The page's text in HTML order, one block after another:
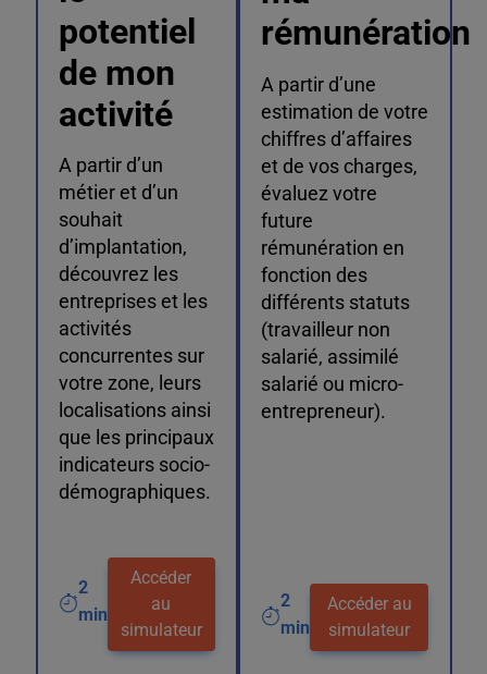
potentiel
de mon
activité
A partir d’un
métier et d’un
souhait
d’implantation,
découvrez les
entreprises et les
activités
concurrentes sur
votre zone, leurs
localisations ainsi
que les principaux
indicateurs socio-
démographiques.
2
min
Accéder
au
simulateur
rémunération
A partir d’une
estimation de votre
chiffres d’affaires
et de vos charges,
évaluez votre
future
rémunération en
fonction des
différents statuts
(travailleur non
salarié, assimilé
salarié ou micro-
entrepreneur).
2
min
Accéder au
simulateur